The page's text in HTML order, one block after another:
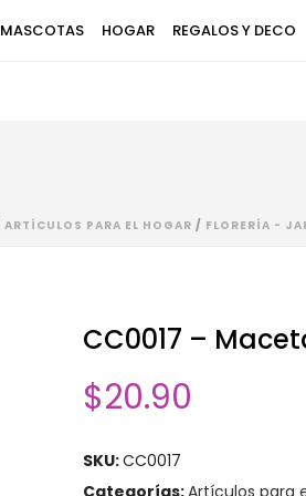
MASCOTAS HOGAR REGALOS Y DECO
ARTÍCULOS PARA EL HOGAR / FLORERÍA -
CC0017 –
$20.90
SKU:CC0017
Categorías:Artículos para